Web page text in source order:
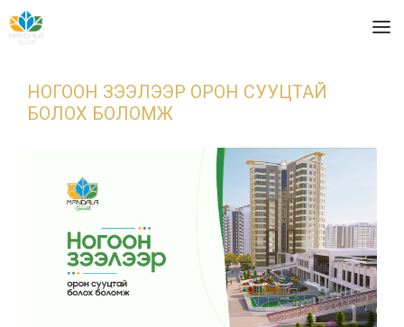
НОГООН ЗЭЭЛЭЭР ОРОН СУУЦТАЙ
БОЛОХ БОЛОМЖ